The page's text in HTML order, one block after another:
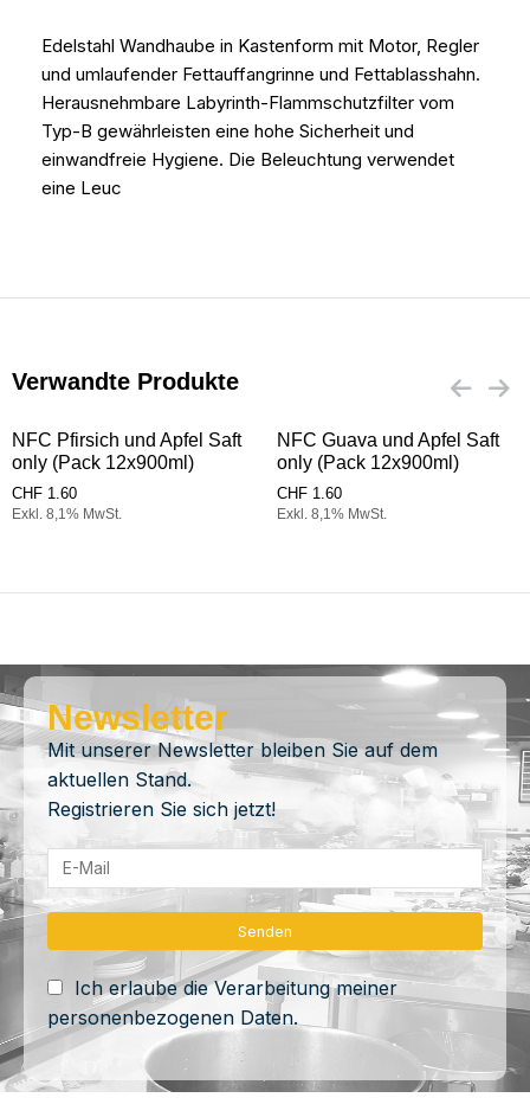
Edelstahl Wandhaube in Kastenform mit Motor, Regler
und umlaufender Fettauffangrinne und Fettablasshahn.
Herausnehmbare Labyrinth-Flammschutzfilter vom
Typ-B gewährleisten eine hohe Sicherheit und
einwandfreie Hygiene. Die Beleuchtung verwendet
eine Leuc
Verwandte Produkte
NFC Pfirsich und Apfel Saft
only (Pack 12x900ml)
CHF 1.60
Exkl. 8,1% MwSt.
NFC Guava und Apfel Saft
only (Pack 12x900ml)
CHF 1.60
Exkl. 8,1% MwSt.
Newsletter
Mit unserer Newsletter bleiben Sie auf dem
aktuellen Stand.
Registrieren Sie sich jetzt!
Ich erlaube die Verarbeitung meiner
personenbezogenen Daten.